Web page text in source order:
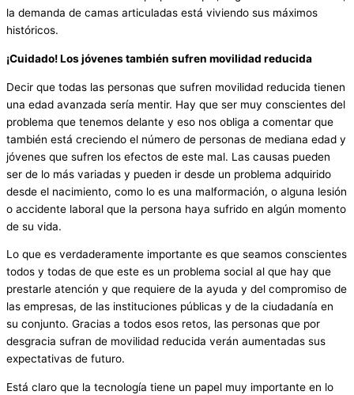
la demanda de camas articuladas está viviendo sus máximos
históricos.
¡Cuidado! Los jóvenes también sufren movilidad reducida
Decir que todas las personas que sufren movilidad reducida tienen
una edad avanzada sería mentir. Hay que ser muy conscientes del
problema que tenemos delante y eso nos obliga a comentar que
también está creciendo el número de personas de mediana edad y
jóvenes que sufren los efectos de este mal. Las causas pueden
ser de lo más variadas y pueden ir desde un problema adquirido
desde el nacimiento, como lo es una malformación, o alguna lesión
o accidente laboral que la persona haya sufrido en algún momento
de su vida.
Lo que es verdaderamente importante es que seamos conscientes
todos y todas de que este es un problema social al que hay que
prestarle atención y que requiere de la ayuda y del compromiso de
las empresas, de las instituciones públicas y de la ciudadanía en
su conjunto. Gracias a todos esos retos, las personas que por
desgracia sufran de movilidad reducida verán aumentadas sus
expectativas de futuro.
Está claro que la tecnología tiene un papel muy importante en lo